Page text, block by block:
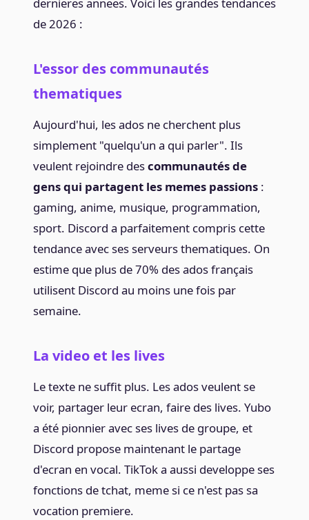
dernieres annees. Voici les grandes tendances
de 2026 :
L'essor des communautés
thematiques
Aujourd'hui, les ados ne cherchent plus
simplement "quelqu'un a qui parler". Ils
veulent rejoindre descommunautés de
gens qui partagent les memes passions :
gaming, anime, musique, programmation,
sport. Discord a parfaitement compris cette
tendance avec ses serveurs thematiques. On
estime que plus de 70% des ados français
utilisent Discord au moins une fois par
semaine.
La video et les lives
Le texte ne suffit plus. Les ados veulent se
voir, partager leur ecran, faire des lives. Yubo
a été pionnier avec ses lives de groupe, et
Discord propose maintenant le partage
d'ecran en vocal. TikTok a aussi developpe ses
fonctions de tchat, meme si ce n'est pas sa
vocation premiere.